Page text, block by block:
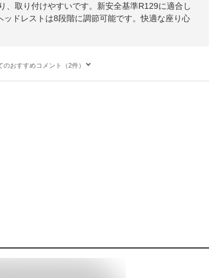
、取り付けやすいです。新安全基準R129に適合し
ドレストは8段階に調節可能です。快適な座り心
のおすすめコメント（2件）